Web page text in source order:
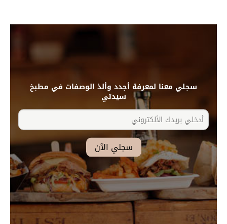
سجلي معنا لمعرفة أجدد وألذ الوصفات في مطبخ
سيدتي